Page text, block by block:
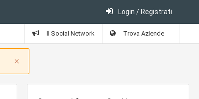
Login / Registrati
Il Social Network Trova Aziende
×